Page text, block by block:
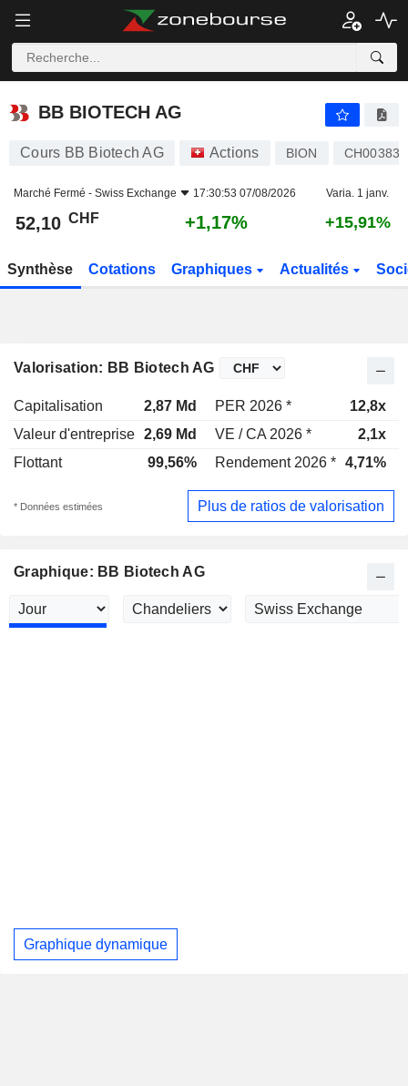
BB BIOTECH AG
BB BIOTECH AG
Cours BB Biotech AG Actions BION
Marché Fermé - Swiss Exchange 17:30:53 07/08/2026 Varia. 1 janv.
52,10 CHF +1,17% +15,91%
Synthèse Cotations Graphiques Actualités
Valorisation: BB Biotech AG
Capitalisation 2,87 Md PER 2026 * 12,8x
Valeur d'entreprise 2,69 Md VE / CA 2026 * 2,1x
Flottant
99,56% Rendement 2026 * 4,71%
* Données estimées Plus de ratios de valorisation
Graphique: BB Biotech AG
Graphique dynamique